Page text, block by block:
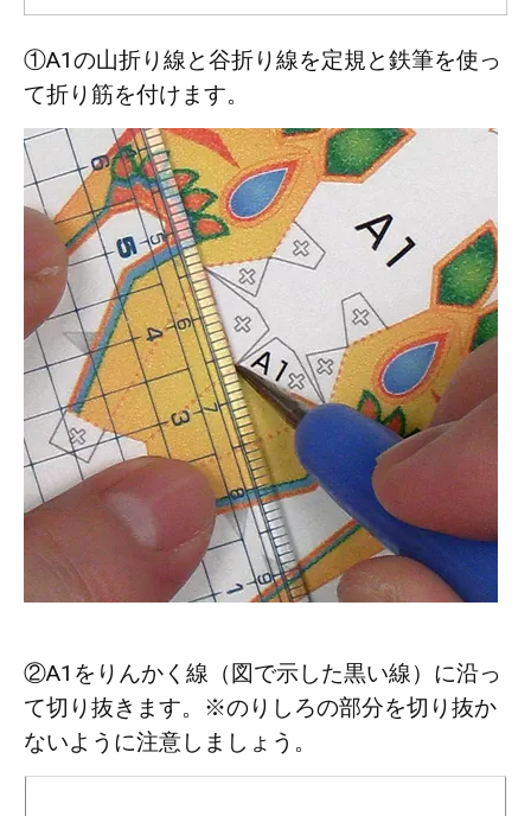
①A1の山折り線と谷折り線を定規と鉄筆を使っ
て折り筋を付けます。
②A1をりんかく線（図で示した黒い線）に沿っ
て切り抜きます。※のりしろの部分を切り抜か
ないように注意しましょう。